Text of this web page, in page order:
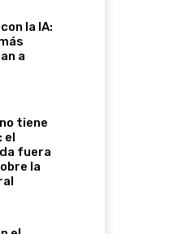
la IA:
a
tiene
el
fuera
la